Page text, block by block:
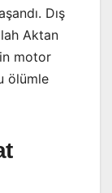
Dış
Aktan
motor
ölümle